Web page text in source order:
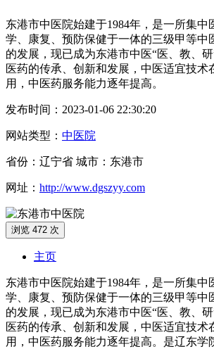
东港市中医院始建于1984年，是一所集中
学、康复、预防保健于一体的三级甲等中
的发展，现已成为东港市中医“医、教、
医药的传承、创新和发展，中医适宜技术
用，中医药服务能力逐年提高。
发布时间：2023-01-06 22:30:20
网站类型： 中医院
省份：辽宁省 城市：东港市
网址： http://www.dgszyy.com
浏览 472 次
主页
东港市中医院始建于1984年，是一所集中
学、康复、预防保健于一体的三级甲等中
的发展，现已成为东港市中医“医、教、
医药的传承、创新和发展，中医适宜技术
用，中医药服务能力逐年提高。是辽东学